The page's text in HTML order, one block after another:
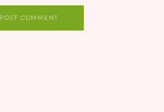
POST COMMENT